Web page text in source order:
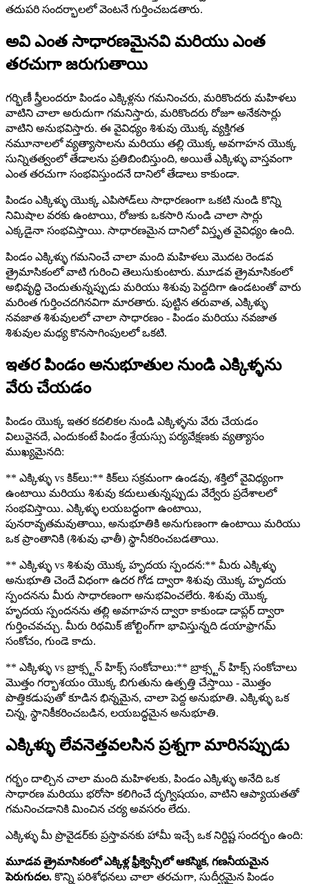
తదుపరి సందర్భాలలో వెంటనే గుర్తించబడతారు.
అవి ఎంత సాధారణమైనవి మరియు ఎంత
తరచుగా జరుగుతాయి
గర్భిణీ స్త్రీలందరూ పిండం ఎక్కిళ్లను గమనించరు, మరికొందరు మహిళలు
వాటిని చాలా అరుదుగా గమనిస్తారు, మరికొందరు రోజూ అనేకసార్లు
వాటిని అనుభవిస్తారు. ఈ వైవిధ్యం శిశువు యొక్క వ్యక్తిగత
నమూనాలలో వ్యత్యాసాలను మరియు తల్లి యొక్క అవగాహన యొక్క
సున్నితత్వంలో తేడాలను ప్రతిబింబిస్తుంది, అయితే ఎక్కిళ్ళు వాస్తవంగా
ఎంత తరచుగా సంభవిస్తుందనే దానిలో తేడాలు కాకుండా.
పిండం ఎక్కిళ్ళు యొక్క ఎపిసోడ్‌లు సాధారణంగా ఒకటి నుండి కొన్ని
నిమిషాల వరకు ఉంటాయి, రోజుకు ఒకసారి నుండి చాలా సార్లు
ఎక్కడైనా సంభవిస్తాయి. సాధారణమైన దానిలో విస్తృత వైవిధ్యం ఉంది.
పిండం ఎక్కిళ్ళు గమనించే చాలా మంది మహిళలు మొదట రెండవ
త్రైమాసికంలో వాటి గురించి తెలుసుకుంటారు. మూడవ త్రైమాసికంలో
అభివృద్ధి చెందుతున్నప్పుడు మరియు శిశువు పెద్దదిగా ఉండటంతో వారు
మరింత గుర్తించదగినవిగా మారతారు. పుట్టిన తరువాత, ఎక్కిళ్ళు
నవజాత శిశువులలో చాలా సాధారణం - పిండం మరియు నవజాత
శిశువుల మధ్య కొనసాగింపులలో ఒకటి.
ఇతర పిండం అనుభూతుల నుండి ఎక్కిళ్ళను
వేరు చేయడం
పిండం యొక్క ఇతర కదలికల నుండి ఎక్కిళ్ళను వేరు చేయడం
విలువైనదే, ఎందుకంటే పిండం శ్రేయస్సు పర్యవేక్షణకు వ్యత్యాసం
ముఖ్యమైనది:
** ఎక్కిళ్ళు vs కిక్‌లు:** కిక్‌లు సక్రమంగా ఉండవు, శక్తిలో వైవిధ్యంగా
ఉంటాయి మరియు శిశువు కదులుతున్నప్పుడు వేర్వేరు ప్రదేశాలలో
సంభవిస్తాయి. ఎక్కిళ్ళు లయబద్ధంగా ఉంటాయి,
పునరావృతమవుతాయి, అనుభూతికి అనుగుణంగా ఉంటాయి మరియు
ఒక ప్రాంతానికి (శిశువు ఛాతీ) స్థానీకరించబడతాయి.
** ఎక్కిళ్ళు vs శిశువు యొక్క హృదయ స్పందన:** మీరు ఎక్కిళ్ళు
అనుభూతి చెందే విధంగా ఉదర గోడ ద్వారా శిశువు యొక్క హృదయ
స్పందనను మీరు సాధారణంగా అనుభవించలేరు. శిశువు యొక్క
హృదయ స్పందనను తల్లి అవగాహన ద్వారా కాకుండా డాప్లర్ ద్వారా
గుర్తించవచ్చు. మీరు రిథమిక్ జోల్టింగ్‌గా భావిస్తున్నది డయాఫ్రాగమ్
సంకోచం, గుండె కాదు.
** ఎక్కిళ్ళు vs బ్రాక్స్టన్ హిక్స్ సంకోచాలు:** బ్రాక్స్టన్ హిక్స్ సంకోచాలు
మొత్తం గర్భాశయం యొక్క బిగుతును ఉత్పత్తి చేస్తాయి - మొత్తం
పొత్తికడుపుతో కూడిన భిన్నమైన, చాలా పెద్ద అనుభూతి. ఎక్కిళ్ళు ఒక
చిన్న, స్థానికీకరించబడిన, లయబద్ధమైన అనుభూతి.
ఎక్కిళ్ళు లేవనెత్తవలసిన ప్రశ్నగా మారినప్పుడు
గర్భం దాల్చిన చాలా మంది మహిళలకు, పిండం ఎక్కిళ్ళు అనేది ఒక
సాధారణ మరియు భరోసా కలిగించే దృగ్విషయం, వాటిని ఆప్యాయతతో
గమనించడానికి మించిన చర్య అవసరం లేదు.
ఎక్కిళ్ళు మీ ప్రొవైడర్‌కు ప్రస్తావనకు హామీ ఇచ్చే ఒక నిర్దిష్ట సందర్భం ఉంది:
మూడవ త్రైమాసికంలో ఎక్కిళ్ల ఫ్రీక్వెన్సీలో ఆకస్మిక, గణనీయమైన
పెరుగుదల. కొన్ని పరిశోధనలు చాలా తరచుగా, సుదీర్ఘమైన పిండం